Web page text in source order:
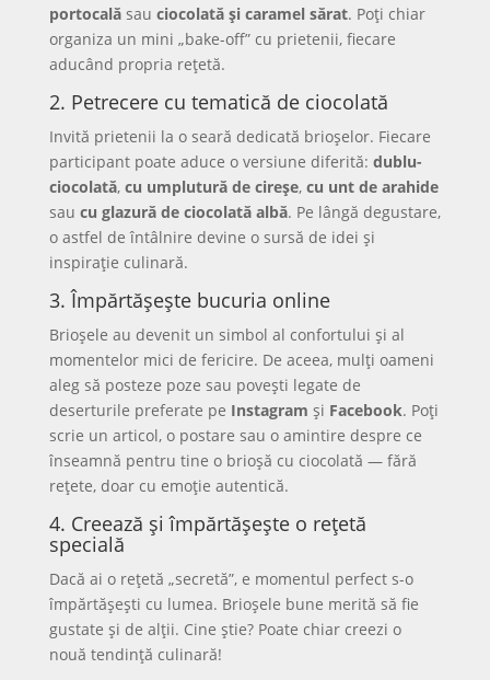
portocalăsau ciocolată și caramel sărat. Poți chiar
organiza un mini „bake-off” cu prietenii, fiecare
aducând propria rețetă.
2. Petrecere cu tematică de ciocolată
Invită prietenii la o seară dedicată brioșelor. Fiecare
participant poate aduce o versiune diferită: dublu-
ciocolată, cu umplutură de cireșe, cu unt de arahide
sau cu glazură de ciocolată albă. Pe lângă degustare,
o astfel de întâlnire devine o sursă de idei și
inspirație culinară.
3. Împărtășește bucuria online
Brioșele au devenit un simbol al confortului și al
momentelor mici de fericire. De aceea, mulți oameni
aleg să posteze poze sau povești legate de
deserturile preferate pe Instagram și Facebook. Poți
scrie un articol, o postare sau o amintire despre ce
înseamnă pentru tine o brioșă cu ciocolată — fără
rețete, doar cu emoție autentică.
4. Creează și împărtășește o rețetă
specială
Dacă ai o rețetă „secretă”, e momentul perfect s-o
împărtășești cu lumea. Brioșele bune merită să fie
gustate și de alții. Cine știe? Poate chiar creezi o
nouă tendință culinară!